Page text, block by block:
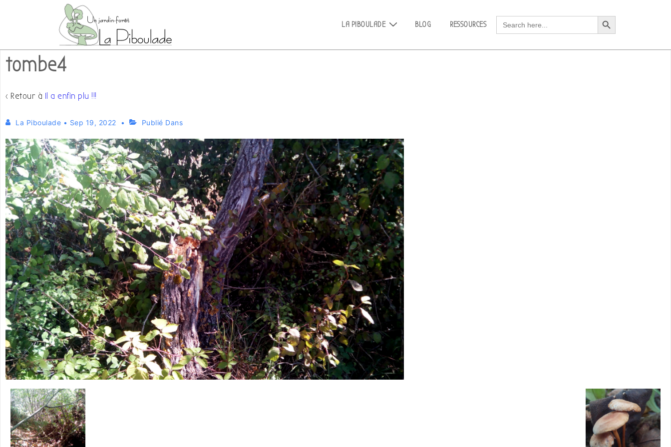
principal
MainLA PIBOULADE BLOG RESSOURCES
Search
for:
Search Button
tombe4
‹ Retour à Il a enfin plu !!!
La Piboulade • Sep 19, 2022 Publié Dans